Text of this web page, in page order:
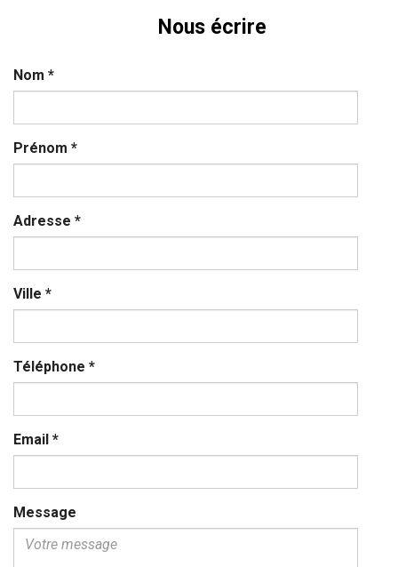
Nous écrire
Nom *
Prénom *
Adresse *
Ville *
Téléphone *
Email *
Message